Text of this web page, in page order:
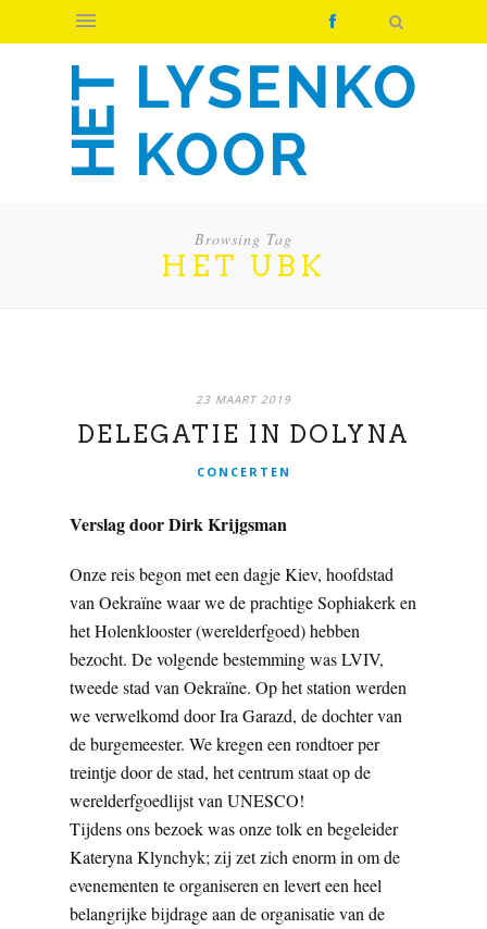
Browsing Tag
HET UBK
23 MAART 2019
DELEGATIE IN DOLYNA
CONCERTEN
Verslag door Dirk Krijgsman
Onze reis begon met een dagje Kiev, hoofdstad
van Oekraïne waar we de prachtige Sophiakerk en
het Holenklooster (werelderfgoed) hebben
bezocht. De volgende bestemming was LVIV,
tweede stad van Oekraïne. Op het station werden
we verwelkomd door Ira Garazd, de dochter van
de burgemeester. We kregen een rondtoer per
treintje door de stad, het centrum staat op de
werelderfgoedlijst van UNESCO!
Tijdens ons bezoek was onze tolk en begeleider
Kateryna Klynchyk; zij zet zich enorm in om de
evenementen te organiseren en levert een heel
belangrijke bijdrage aan de organisatie van de